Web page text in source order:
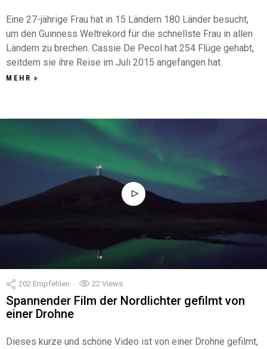
Eine 27-jährige Frau hat in 15 Ländern 180 Länder besucht,
um den Guinness Weltrekord für die schnellste Frau in allen
Ländern zu brechen. Cassie De Pecol hat 254 Flüge gehabt,
seitdem sie ihre Reise im Juli 2015 angefangen hat.
MEHR
202 Empfehlen 22 Views
Spannender Film der Nordlichter gefilmt von
einer Drohne
Dieses kurze und schöne Video ist von einer Drohne gefilmt,